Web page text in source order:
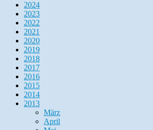
2024
2023
2022
2021
2020
2019
2018
2017
2016
2015
2014
2013
März
April